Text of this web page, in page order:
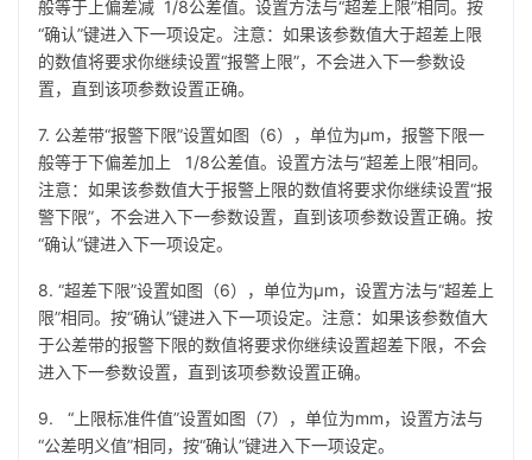
般等于上偏差减 1/8公差值。设置方法与“超差上限”相同。按
“确认”键进入下一项设定。注意：如果该参数值大于超差上限
的数值将要求你继续设置“报警上限”，不会进入下一参数设
置，直到该项参数设置正确。
7. 公差带“报警下限”设置如图（6），单位为µm，报警下限一
般等于下偏差加上 1/8公差值。设置方法与“超差上限”相同。
注意：如果该参数值大于报警上限的数值将要求你继续设置“报
警下限”，不会进入下一参数设置，直到该项参数设置正确。按
“确认”键进入下一项设定。
8. “超差下限”设置如图（6），单位为µm，设置方法与“超差上
限”相同。按“确认”键进入下一项设定。注意：如果该参数值大
于公差带的报警下限的数值将要求你继续设置超差下限，不会
进入下一参数设置，直到该项参数设置正确。
9. “上限标准件值”设置如图（7），单位为mm，设置方法与
“公差明义值”相同，按“确认”键进入下一项设定。